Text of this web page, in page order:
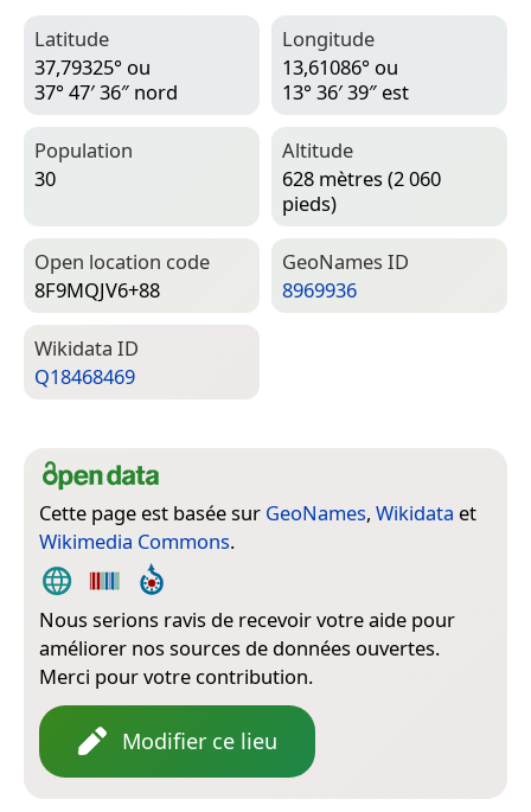
Latitude
37,79325° ou
37° 47′ 36″ nord
Longitude
13,61086° ou
13° 36′ 39″ est
Population
30
Altitude
628 mètres (2 060
pieds)
Open location code
8F9MQJV6+88
Geo­Names ID
8969936
Wiki­data ID
Q18468469
Cette page est basée sur GeoNames, Wikidata et
Wikimedia Commons.
Nous serions ravis de recevoir votre aide pour
améliorer nos sources de données ouvertes.
Merci pour votre contribution.
Modifier ce lieu